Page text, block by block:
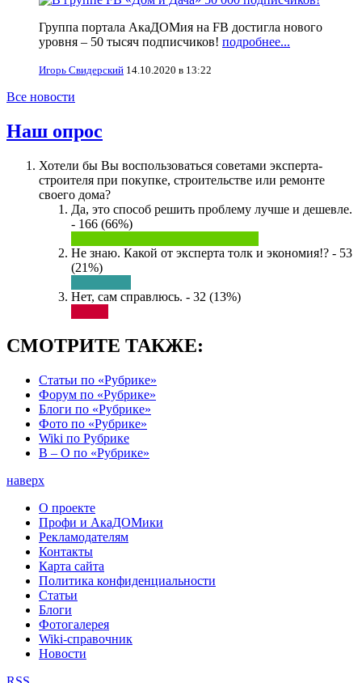
Группа портала АкаДОМия на FB достигла нового
уровня – 50 тысяч подписчиков! подробнее...
Игорь Свидерский 14.10.2020 в 13:22
Все новости
Наш опрос
Хотели бы Вы воспользоваться советами эксперта-
строителя при покупке, строительстве или ремонте
своего дома?
Да, это способ решить проблему лучше и дешевле.
- 166 (66%)
Не знаю. Какой от эксперта толк и экономия!? - 53
(21%)
Нет, сам справлюсь. - 32 (13%)
СМОТРИТЕ ТАКЖЕ:
Статьи по «Рубрике»
Форум по «Рубрике»
Блоги по «Рубрике»
Фото по «Рубрике»
Wiki по Рубрике
В – О по «Рубрике»
наверх
О проекте
Профи и АкаДОМики
Рекламодателям
Контакты
Карта сайта
Политика конфиденциальности
Статьи
Блоги
Фотогалерея
Wiki-справочник
Новости